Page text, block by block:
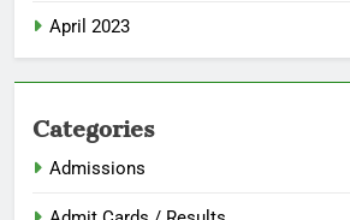
April 2023
Categories
Admissions